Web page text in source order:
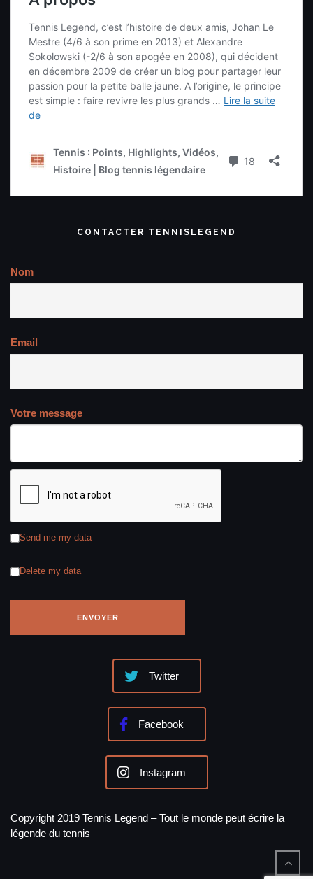
CONTACTER TENNISLEGEND
Nom
Email
Votre message
Send me my data
Delete my data
Twitter
Facebook
Instagram
Copyright 2019 Tennis Legend – Tout le monde peut écrire la
légende du tennis